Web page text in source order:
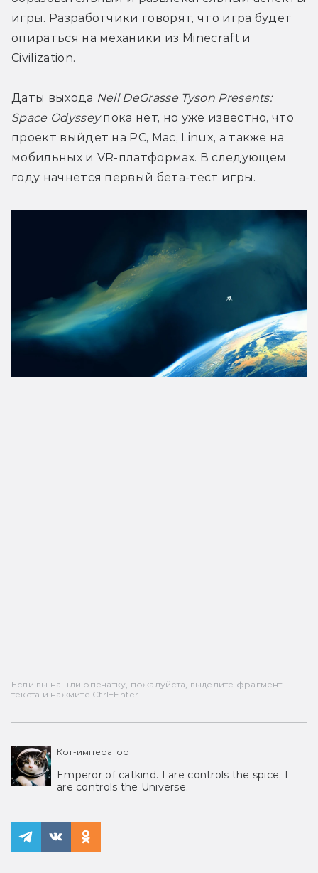
игры. Разработчики говорят, что игра будет
опираться на механики из Minecraft и
Civilization.
Даты выхода Neil DeGrasse Tyson Presents:
Space Odyssey пока нет, но уже известно, что
проект выйдет на PC, Mac, Linux, а также на
мобильных и VR-платформах. В следующем
году начнётся первый бета-тест игры.
Если вы нашли опечатку, пожалуйста, выделите фрагмент
текста и нажмите Ctrl+Enter.
Кот-император
Emperor of catkind. I are controls the spice, I
are controls the Universe.